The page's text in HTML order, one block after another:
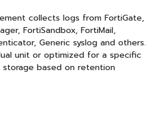
collects logs from FortiGate,
FortiSandbox, FortiMail,
Generic syslog and others.
unit or optimized for a specific
storage based on retention